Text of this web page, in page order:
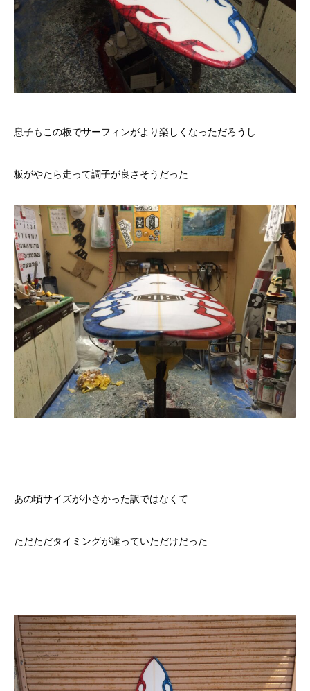
息子もこの板でサーフィンがより楽しくなっただろうし
板がやたら走って調子が良さそうだった
あの頃サイズが小さかった訳ではなくて
ただただタイミングが違っていただけだった